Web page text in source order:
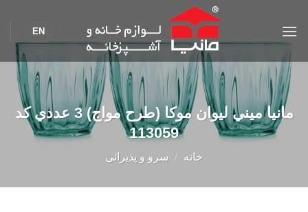
content
EN
مانیا میني لیوان موکا (طرح مواج) 3 عددي کد
113059
خانه / سرو و پذیرائی